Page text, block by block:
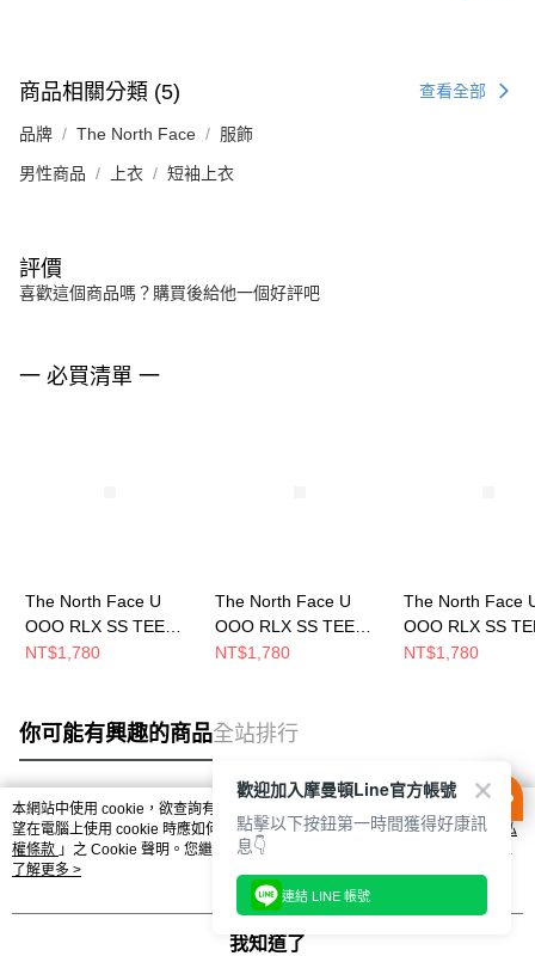
商品相關分類 (5) 查看全部
品牌 The North Face 服飾
男性商品 上衣 短袖上衣
評價
喜歡這個商品嗎？購買後給他一個好評吧
一 必買清單 一
The North Face U
OOO RLX SS TEE
GRAPHIC 1 - AP 男女
NT$1,780
The North Face U
OOO RLX SS TEE
GRAPHIC 1 - AP 男女
NT$1,780
The North Face
OOO RLX SS
GRAPHIC 1 - AP
NT$1,780
你可能有興趣的商品全站排行
熱門標籤
本網站中使用 cookie，欲查詢有關本網站使用 cookie 方式之詳情，及若您不希
望在電腦上使用 cookie 時應如何變更電腦的 cookie 設定，請參閱本網站「
隱私
權條款 」之 Cookie 聲明。您繼續使用本網站即表示您同意本公司得按本網站使
用條款之 Cookie 聲明使用 cookie。
了解更多 >
我知道了
歡迎加入摩曼頓Line官方帳號
點擊以下按鈕第一時間獲得好康訊
息👇
連結 LINE 帳號